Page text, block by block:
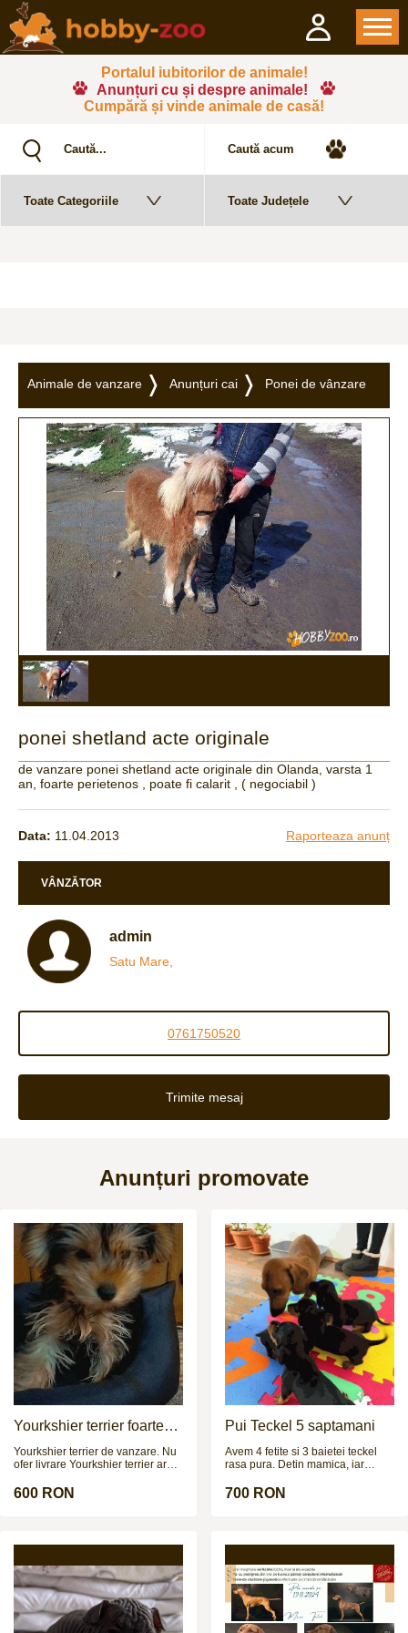
Portalul iubitorilor de animale!
Anunțuri cu și despre animale!
Cumpără și vinde animale de casă!
Animale de vanzare Anunțuri cai Ponei de vânzare
ponei shetland acte originale
de vanzare ponei shetland acte originale din Olanda, varsta 1
an, foarte perietenos , poate fi calarit , ( negociabil )
Data: 11.04.2013 Raporteaza anunț
VÂNZĂTOR
admin
Satu Mare,
0761750520
Trimite mesaj
Anunțuri promovate
Yourkshier terrier foarte
Yourkshier terrier de vanzare. Nu
ofer livrare Yourkshier terrier are:
-2 vaccinuri -este negru si maro -
600 RON
Pui Teckel 5 saptamani
Avem 4 fetite si 3 baietei teckel
rasa pura. Detin mamica, iar
cerere. Cateii sunt deparazitati
700 RON